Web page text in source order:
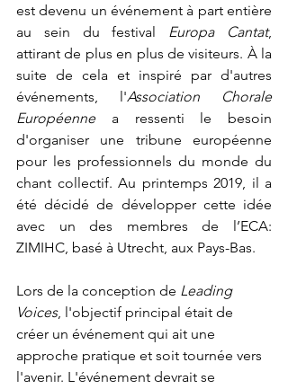
est devenu un événement à part entière
au sein du festival Europa Cantat,
attirant de plus en plus de visiteurs. À la
suite de cela et inspiré par d'autres
événements, l'Association Chorale
Européenne a ressenti le besoin
d'organiser une tribune européenne
pour les professionnels du monde du
chant collectif. Au printemps 2019, il a
été décidé de développer cette idée
avec un des membres de l’ECA:
ZIMIHC, basé à Utrecht, aux Pays-Bas.
Lors de la conception de Leading
Voices, l'objectif principal était de
créer un événement qui ait une
approche pratique et soit tournée vers
l'avenir. L'événement devrait se